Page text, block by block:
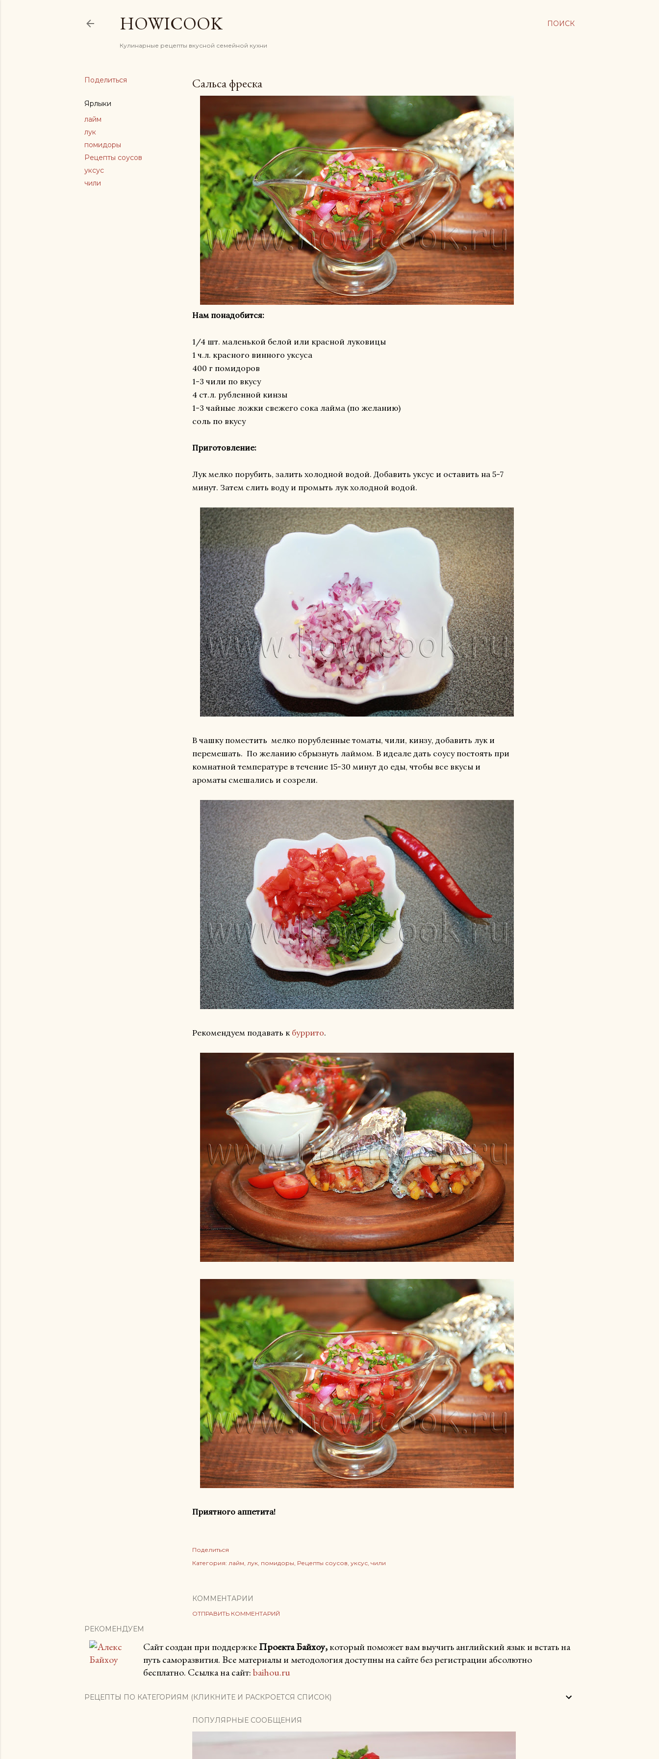
ПОИСК
HOWICOOK
Кулинарные рецепты вкусной семейной кухни
Поделиться
Ярлыки
лайм
лук
помидоры
Рецепты соусов
уксус
чили
Сальса фреска
Нам понадобится:
1/4 шт. маленькой белой или красной луковицы
1 ч.л. красного винного уксуса
400 г помидоров
1-3 чили по вкусу
4 ст.л. рубленной кинзы
1-3 чайные ложки свежего сока лайма (по желанию)
соль по вкусу
Приготовление:
Лук мелко порубить, залить холодной водой. Добавить уксус и оставить на 5-7
минут. Затем слить воду и промыть лук холодной водой.
В чашку поместить мелко порубленные томаты, чили, кинзу, добавить лук и
перемешать. По желанию сбрызнуть лаймом. В идеале дать соусу постоять при
комнатной температуре в течение 15-30 минут до еды, чтобы все вкусы и
ароматы смешались и созрели.
Рекомендуем подавать к буррито.
Приятного аппетита!
Поделиться
Категория: лайм лук помидоры Рецепты соусов уксус чили
КОММЕНТАРИИ
ОТПРАВИТЬ КОММЕНТАРИЙ
РЕКОМЕНДУЕМ
Сайт создан при поддержкеПроекта Байхоу,который поможет вам выучить английский язык и встать на
путь саморазвития. Все материалы и методология доступны на сайте без регистрации абсолютно
бесплатно. Ссылка на сайт:baihou.ru
РЕЦЕПТЫ ПО КАТЕГОРИЯМ (КЛИКНИТЕ И РАСКРОЕТСЯ СПИСОК)
ПОПУЛЯРНЫЕ СООБЩЕНИЯ